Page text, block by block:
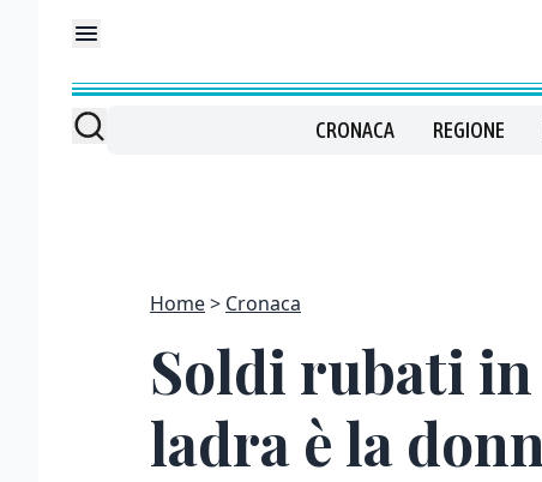
CRONACA REGIONE
Home Cronaca
Soldi rubati
ladra è la